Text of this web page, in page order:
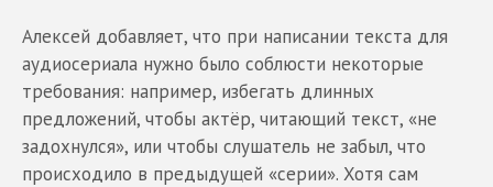
Алексей добавляет, что при написании текста для
аудиосериала нужно было соблюсти некоторые
требования: например, избегать длинных
предложений, чтобы актёр, читающий текст, «не
задохнулся», или чтобы слушатель не забыл, что
происходило в предыдущей «серии». Хотя сам